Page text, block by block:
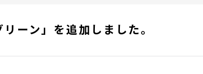
ーン」を追加しました。